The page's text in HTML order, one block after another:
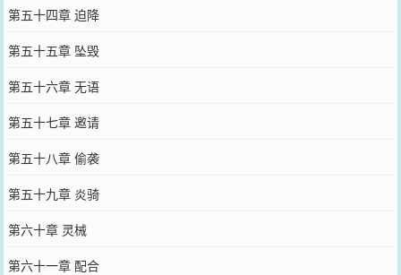
第五十四章 迫降
第五十五章 坠毁
第五十六章 无语
第五十七章 邀请
第五十八章 偷袭
第五十九章 炎骑
第六十章 灵械
第六十一章 配合